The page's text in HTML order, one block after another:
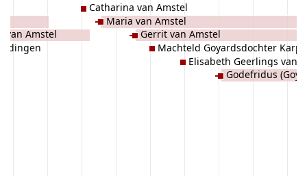
van Amstel
Catharina van Amstel
Maria van Amstel
Gerrit van Amstel
Machteld Goyardsdochter
Elisabeth Geerlings van
Godefridus